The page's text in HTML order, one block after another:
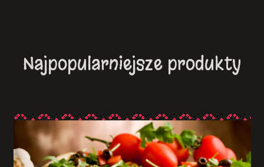
Najpopularniejsze produkty